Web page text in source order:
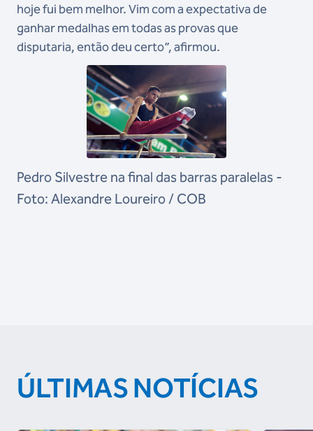
hoje fui bem melhor. Vim com a expectativa de
ganhar medalhas em todas as provas que
disputaria, então deu certo”, afirmou.
Pedro Silvestre na final das barras paralelas -
Foto: Alexandre Loureiro / COB
ÚLTIMAS NOTÍCIAS